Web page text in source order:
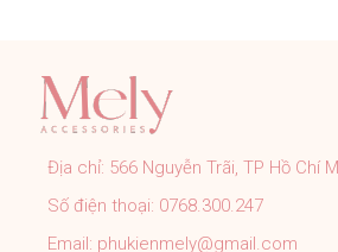
Địa chỉ: 566 Nguyễn Trãi, TP Hồ Chí
Số điện thoại: 0768.300.247
Email: phukienmely@gmail.com